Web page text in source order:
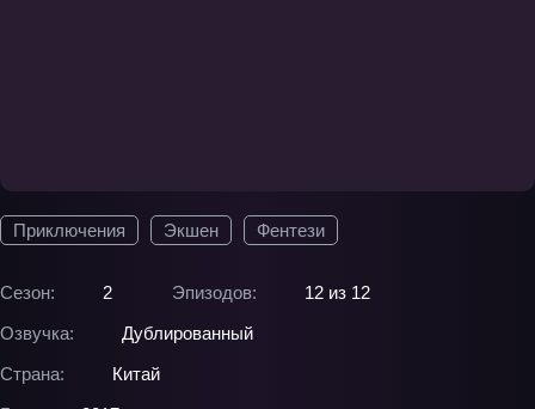
Приключения Экшен Фентези
Сезон: 2 Эпизодов:
12 из 12
Озвучка:
Дублированный
Страна:
Китай